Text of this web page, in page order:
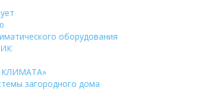
оборудования
КЛИМАТА»
загородного дома